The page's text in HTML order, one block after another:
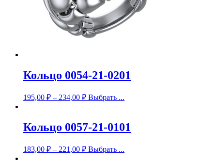
Кольцо 0054-21-0201
195,00 ₽ – 234,00 ₽ Выбрать ...
Кольцо 0057-21-0101
183,00 ₽ – 221,00 ₽ Выбрать ...